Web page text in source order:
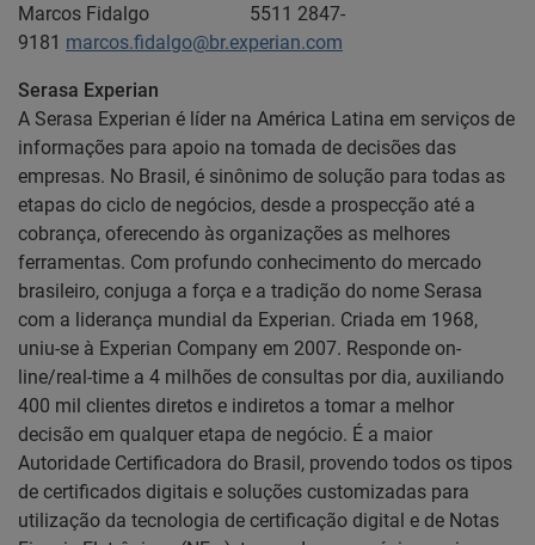
Marcos Fidalgo 5511 2847-
9181 marcos.fidalgo@br.experian.com
Serasa Experian
A Serasa Experian é líder na América Latina em serviços de
informações para apoio na tomada de decisões das
empresas. No Brasil, é sinônimo de solução para todas as
etapas do ciclo de negócios, desde a prospecção até a
cobrança, oferecendo às organizações as melhores
ferramentas. Com profundo conhecimento do mercado
brasileiro, conjuga a força e a tradição do nome Serasa
com a liderança mundial da Experian. Criada em 1968,
uniu-se à Experian Company em 2007. Responde on-
line/real-time a 4 milhões de consultas por dia, auxiliando
400 mil clientes diretos e indiretos a tomar a melhor
decisão em qualquer etapa de negócio. É a maior
Autoridade Certificadora do Brasil, provendo todos os tipos
de certificados digitais e soluções customizadas para
utilização da tecnologia de certificação digital e de Notas